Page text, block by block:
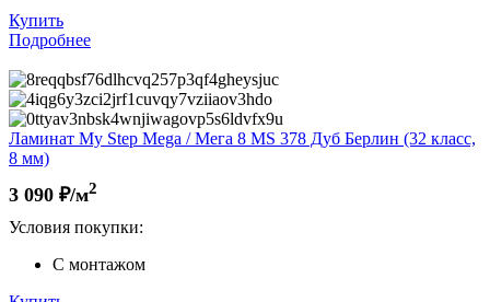
Купить
Подробнее
Ламинат My Step Mega / Мега 8 MS 378 Дуб Берлин (32 класс,
8 мм)
3 090 ₽/м2
Условия покупки:
С монтажом